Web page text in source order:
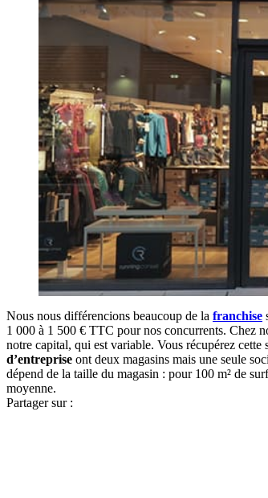
Nous nous différencions beaucoup de la franchise
1 000 à 1 500 € TTC pour nos concurrents. Chez
notre capital, qui est variable. Vous récupérez
d’entreprise ont deux magasins mais une seule
dépend de la taille du magasin : pour 100 m² de
moyenne.
Partager sur :